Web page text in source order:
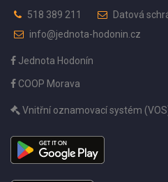
518 389 211
Datová
info@jednota-hodonin.cz
Jednota Hodonín
COOP Morava
Vnitřní oznamovací systém